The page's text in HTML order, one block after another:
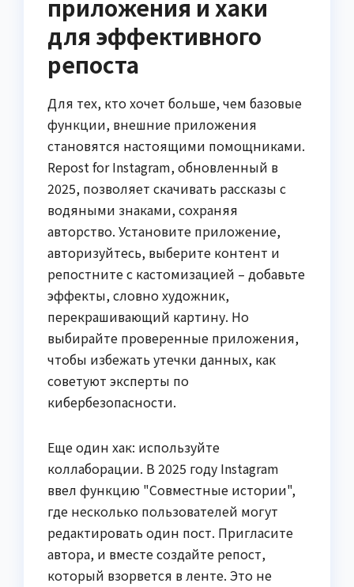
приложения и хаки
для эффективного
репоста
Для тех, кто хочет больше, чем базовые
функции, внешние приложения
становятся настоящими помощниками.
Repost for Instagram, обновленный в
2025, позволяет скачивать рассказы с
водяными знаками, сохраняя
авторство. Установите приложение,
авторизуйтесь, выберите контент и
репостните с кастомизацией – добавьте
эффекты, словно художник,
перекрашивающий картину. Но
выбирайте проверенные приложения,
чтобы избежать утечки данных, как
советуют эксперты по
кибербезопасности.
Еще один хак: используйте
коллаборации. В 2025 году Instagram
ввел функцию "Совместные истории",
где несколько пользователей могут
редактировать один пост. Пригласите
автора, и вместе создайте репост,
который взорвется в ленте. Это не